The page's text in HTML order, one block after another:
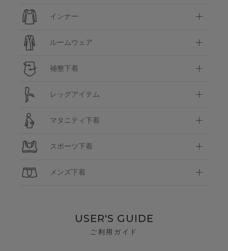
インナー
ルームウェア
補整下着
レッグアイテム
マタニティ下着
スポーツ下着
メンズ下着
USER'S GUIDE
ご利用ガイド